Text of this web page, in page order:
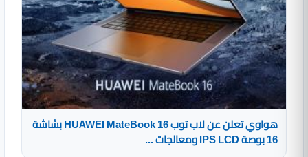
هواوي تعلن عن لاب توب HUAWEI MateBook 16 بشاشة
16 بوصة IPS LCD ومعالجات ...